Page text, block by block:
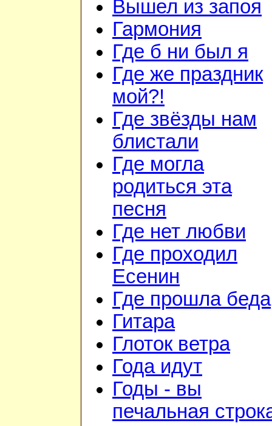
Вышел из запоя
Гармония
Где б ни был я
Где же праздник
мой?!
Где звёзды нам
блистали
Где могла
родиться эта
песня
Где нет любви
Где проходил
Есенин
Где прошла беда
Гитара
Глоток ветра
Года идут
Годы - вы
печальная